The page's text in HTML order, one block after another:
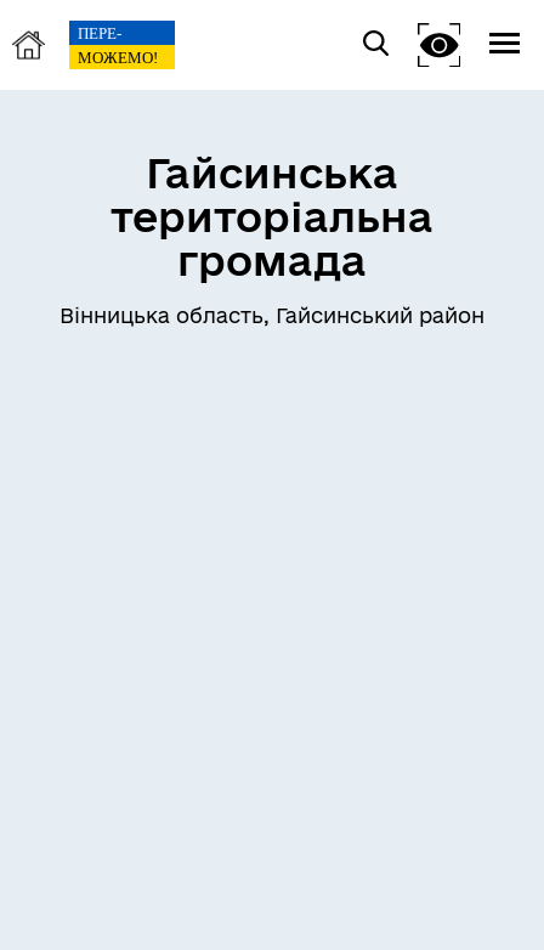
Гайсинська
територіальна
громада
Вінницька область, Гайсинський район